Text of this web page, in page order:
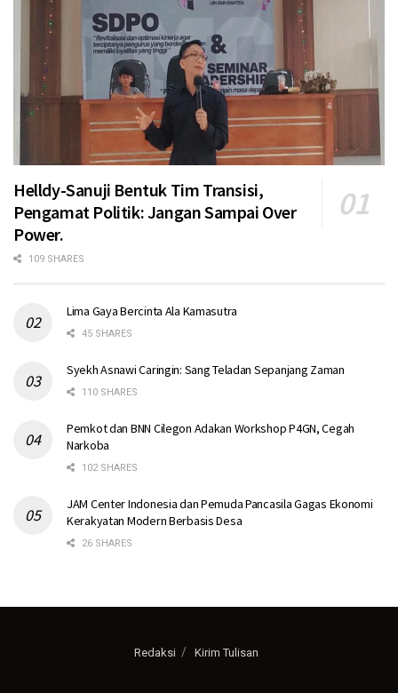
Helldy-Sanuji Bentuk Tim Transisi,
Pengamat Politik: Jangan Sampai Over
Power.
109 SHARES
Lima Gaya Bercinta Ala Kamasutra
45 SHARES
Syekh Asnawi Caringin: Sang Teladan Sepanjang Zaman
110 SHARES
Pemkot dan BNN Cilegon Adakan Workshop P4GN, Cegah
Narkoba
102 SHARES
JAM Center Indonesia dan Pemuda Pancasila Gagas Ekonomi
Kerakyatan Modern Berbasis Desa
26 SHARES
Redaksi Kirim Tulisan